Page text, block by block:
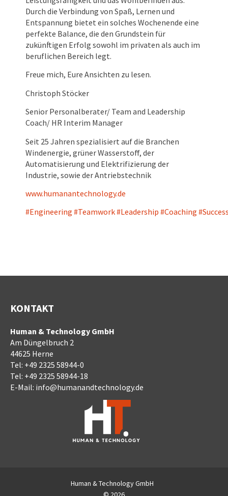
Durch die Verbindung von Spaß, Lernen und
Entspannung bietet ein solches Wochenende eine
perfekte Balance, die den Grundstein für
zukünftigen Erfolg sowohl im privaten als auch im
beruflichen Bereich legt.
Freue mich, Eure Ansichten zu lesen.
Christoph Stöcker
Senior Personalberater/ Team and Leadership
Coach/ HR Interim Manager
Seit 25 Jahren spezialisiert auf die Branchen
Windenergie, grüner Wasserstoff, der
Automatisierung und Elektrifizierung der
Industrie, sowie der Antriebstechnik
www.humanantechnology.de
#Engineering #Teamwork#Leadership #Coaching
KONTAKT
Human & Technology GmbH
Am Düngelbruch 2
44625 Herne
Tel: +49 2325 58944-0
Tel: +49 2325 58944-18
E-Mail: info@humanandtechnology.de
Human & Technology GmbH